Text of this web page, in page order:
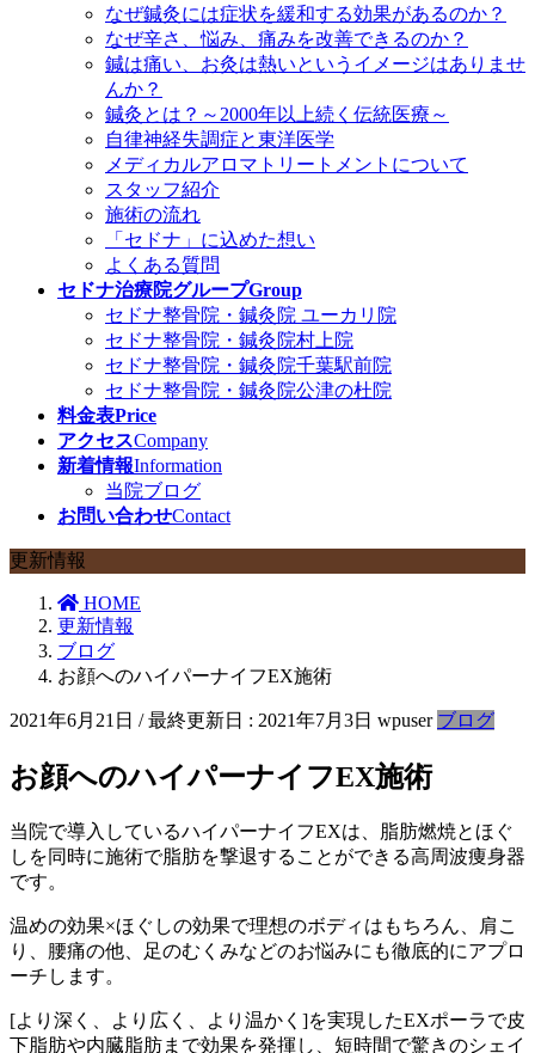
なぜ鍼灸には症状を緩和する効果があるのか？
なぜ辛さ、悩み、痛みを改善できるのか？
鍼は痛い、お灸は熱いというイメージはありませ
んか？
鍼灸とは？～2000年以上続く伝統医療～
自律神経失調症と東洋医学
メディカルアロマトリートメントについて
スタッフ紹介
施術の流れ
「セドナ」に込めた想い
よくある質問
セドナ治療院グループGroup
セドナ整骨院・鍼灸院 ユーカリ院
セドナ整骨院・鍼灸院村上院
セドナ整骨院・鍼灸院千葉駅前院
セドナ整骨院・鍼灸院公津の杜院
料金表Price
アクセスCompany
新着情報Information
当院ブログ
お問い合わせContact
更新情報
HOME
更新情報
ブログ
お顔へのハイパーナイフEX施術
2021年6月21日 / 最終更新日 : 2021年7月3日 wpuser ブログ
お顔へのハイパーナイフEX施術
当院で導入しているハイパーナイフEXは、脂肪燃焼とほぐ
しを同時に施術で脂肪を撃退することができる高周波痩身器
です。
温めの効果×ほぐしの効果で理想のボディはもちろん、肩こ
り、腰痛の他、足のむくみなどのお悩みにも徹底的にアプロ
ーチします。
[より深く、より広く、より温かく]を実現したEXポーラで皮
下脂肪や内臓脂肪まで効果を発揮し、短時間で驚きのシェイ